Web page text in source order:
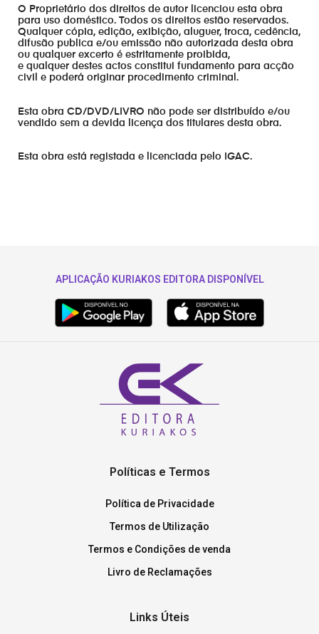
O Proprietário dos direitos de autor licenciou esta obra
para uso doméstico. Todos os direitos estão reservados.
Qualquer cópia, edição, exibição, aluguer, troca, cedência,
difusão publica e/ou emissão não autorizada desta obra
ou qualquer excerto é estritamente proibida,
e qualquer destes actos constitui fundamento para acção
civil e poderá originar procedimento criminal.
Esta obra CD/DVD/LIVRO não pode ser distribuído e/ou
vendido sem a devida licença dos titulares desta obra.
Esta obra está registada e licenciada pelo IGAC.
APLICAÇÃO KURIAKOS EDITORA DISPONÍVEL
Políticas e Termos
Política de Privacidade
Termos de Utilização
Termos e Condições de venda
Livro de Reclamações
Links Úteis